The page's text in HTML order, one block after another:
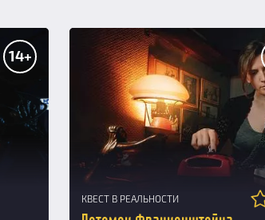
14+
КВЕСТ В РЕАЛЬНОСТИ